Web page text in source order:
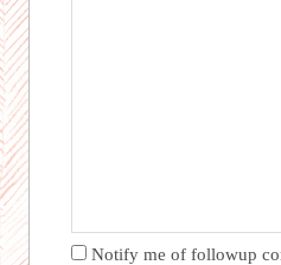
Notify me of followup